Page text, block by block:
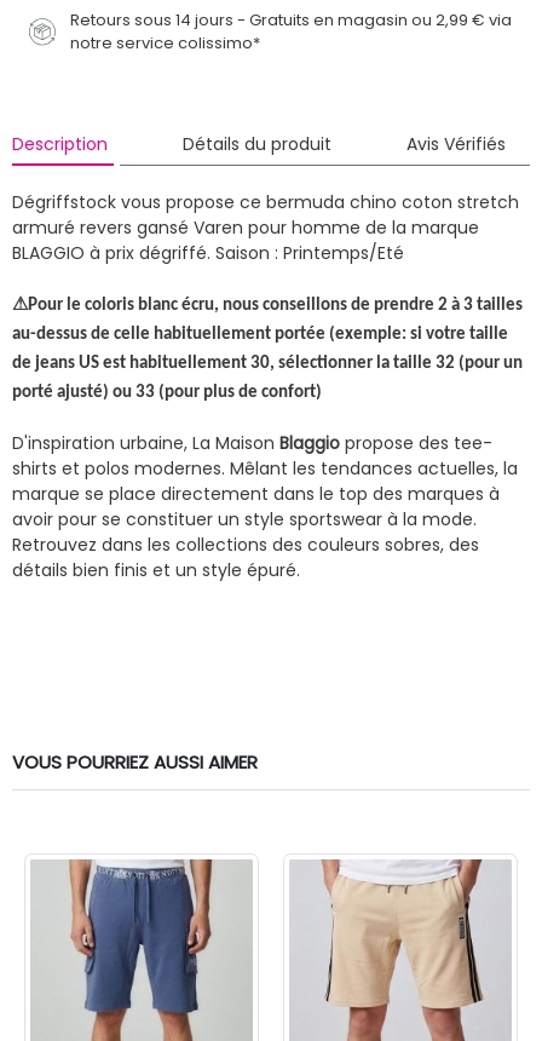
Retours sous 14 jours - Gratuits en magasin ou 2,99 € via
notre service colissimo*
Description Détails du produit Avis Vérifiés
Dégriffstock vous propose ce bermuda chino coton stretch
armuré revers gansé Varen pour homme de la marque
BLAGGIO à prix dégriffé. Saison : Printemps/Eté
⚠Pour le coloris blanc écru, nous conseillons de prendre 2 à 3 tailles
au-dessus de celle habituellement portée (exemple: si votre taille
de jeans US est habituellement 30, sélectionner la taille 32 (pour un
porté ajusté) ou 33 (pour plus de confort)
D'inspiration urbaine, La Maison Blaggio propose des tee-
shirts et polos modernes. Mêlant les tendances actuelles, la
marque se place directement dans le top des marques à
avoir pour se constituer un style sportswear à la mode.
Retrouvez dans les collections des couleurs sobres, des
détails bien finis et un style épuré.
VOUS POURRIEZ AUSSI AIMER